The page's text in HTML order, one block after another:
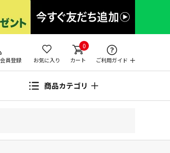
員登録 お気に入り
0
カート ご利用ガイド
商品カテゴリ